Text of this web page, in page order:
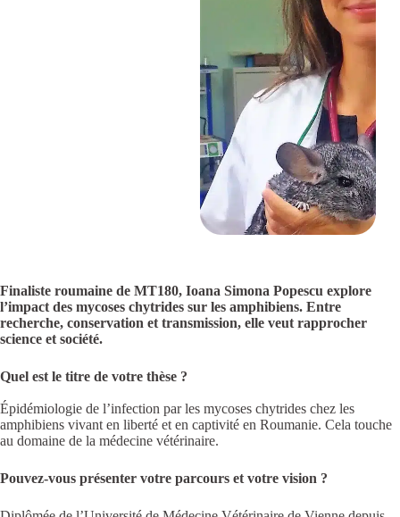
Finaliste roumaine de MT180, Ioana Simona Popescu explore
l’impact des mycoses chytrides sur les amphibiens. Entre
recherche, conservation et transmission, elle veut rapprocher
science et société.
Quel est le titre de votre thèse ?
Épidémiologie de l’infection par les mycoses chytrides chez les
amphibiens vivant en liberté et en captivité en Roumanie. Cela touche
au domaine de la médecine vétérinaire.
Pouvez-vous présenter votre parcours et votre vision ?